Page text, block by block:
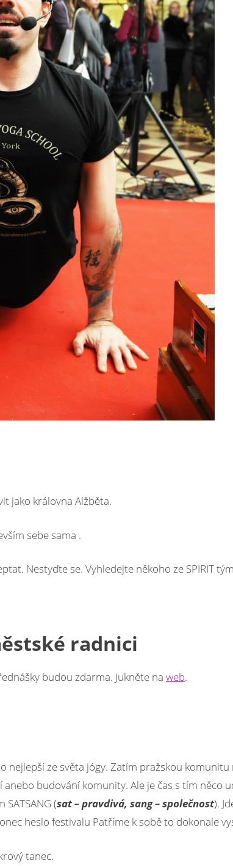
jako královna Alžběta.
sebe sama .
Nestyďte se. Vyhledejte někoho ze SPIRIT
radnici
budou zdarma. Jukněte na web.
nejlepší ze světa jógy. Zatím pražskou komunitu
budování komunity. Ale je čas s tím něco
(sat – pravdivá, sang – společnost).
heslo festivalu Patříme k sobě to dokonale
tanec.